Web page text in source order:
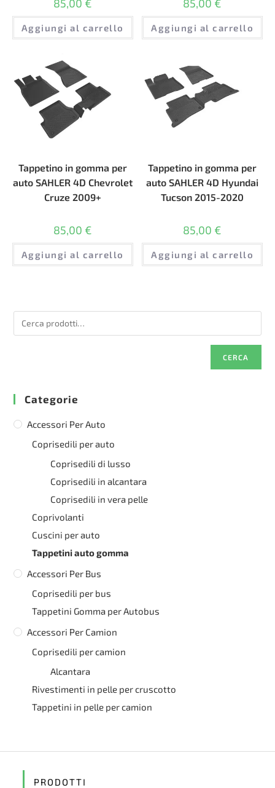
85,00 €
Aggiungi al carrello
85,00 €
Aggiungi al carrello
Tappetino in gomma per
auto SAHLER 4D Chevrolet
Cruze 2009+
85,00 €
Aggiungi al carrello
Tappetino in gomma per
auto SAHLER 4D Hyundai
Tucson 2015-2020
85,00 €
Aggiungi al carrello
CERCA
Categorie
Accessori Per Auto
Coprisedili per auto
Coprisedili di lusso
Coprisedili in alcantara
Coprisedili in vera pelle
Coprivolanti
Cuscini per auto
Tappetini auto gomma
Accessori Per Bus
Coprisedili per bus
Tappetini Gomma per Autobus
Accessori Per Camion
Coprisedili per camion
Alcantara
Rivestimenti in pelle per cruscotto
Tappetini in pelle per camion
PRODOTTI